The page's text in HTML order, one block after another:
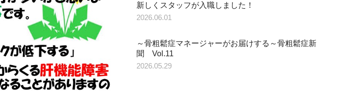
新しくスタッフが入職しました！
2026.06.01
～骨粗鬆症マネージャーがお届けする～骨粗鬆症新
聞 Vol.11
2026.05.29